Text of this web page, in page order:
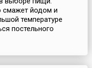
смажет йодом и
температуре
постельного